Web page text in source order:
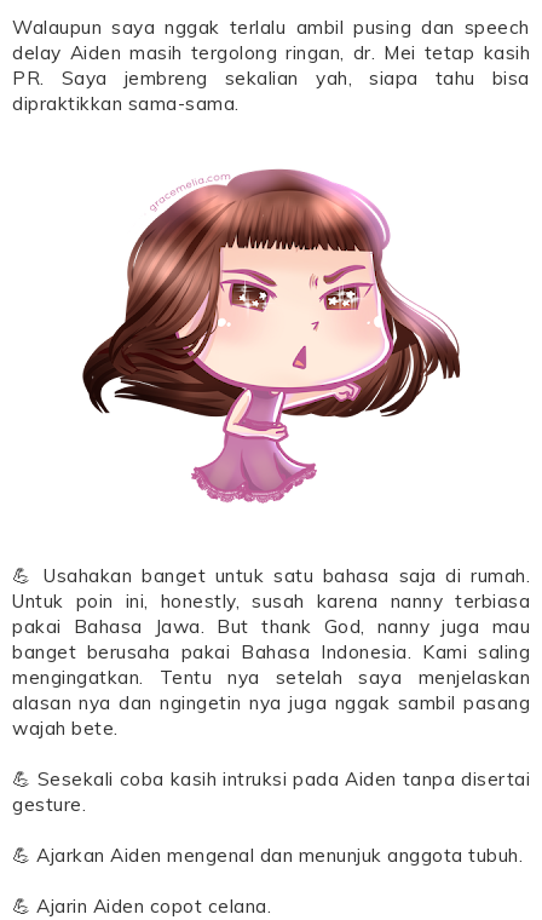
Walaupun saya nggak terlalu ambil pusing dan speech
delay Aiden masih tergolong ringan, dr. Mei tetap kasih
PR. Saya jembreng sekalian yah, siapa tahu bisa
dipraktikkan sama-sama.
💪 Usahakan banget untuk satu bahasa saja di rumah.
Untuk poin ini, honestly, susah karena nanny terbiasa
pakai Bahasa Jawa. But thank God, nanny juga mau
banget berusaha pakai Bahasa Indonesia. Kami saling
mengingatkan. Tentu nya setelah saya menjelaskan
alasan nya dan ngingetin nya juga nggak sambil pasang
wajah bete.
💪 Sesekali coba kasih intruksi pada Aiden tanpa disertai
gesture.
💪 Ajarkan Aiden mengenal dan menunjuk anggota tubuh.
💪 Ajarin Aiden copot celana.